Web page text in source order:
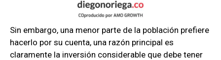
Sin embargo, una menor parte de la población prefiere
hacerlo por su cuenta, una razón principal es
claramente la inversión considerable que debe tener